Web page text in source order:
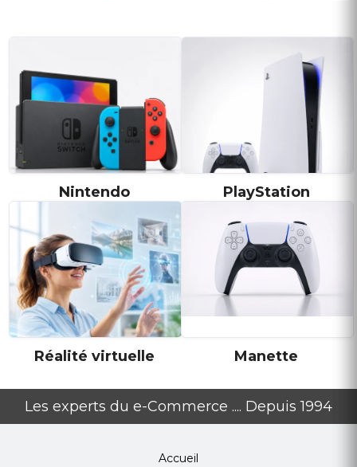
Nintendo PlayStation
Réalité virtuelle Manette
Les experts du e-Commerce .... Depuis 1994
Accueil